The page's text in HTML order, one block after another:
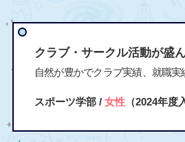
クラブ・サークル活動が盛
自然が豊かでクラブ実績、就職
スポーツ学部 / 女性（2024年度